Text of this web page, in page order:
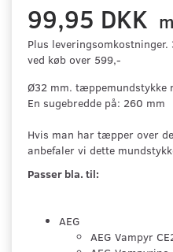
99,95 DKK
Plus
ved køb over 599,-
Ø32 mm. tæppemundstykke
En sugebredde på: 260 mm
Hvis man har tæpper over
anbefaler vi dette
Passer bla. til:
AEG
AEG Vampyr